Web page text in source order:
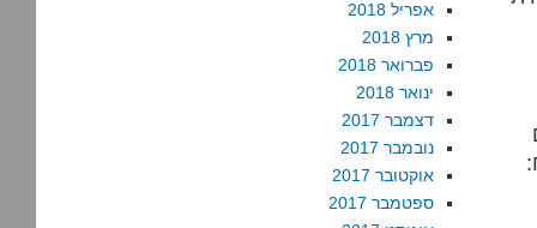
אפריל 2018
מרץ 2018
פברואר 2018
ינואר 2018
דצמבר 2017
נובמבר 2017
אוקטובר 2017
ספטמבר 2017